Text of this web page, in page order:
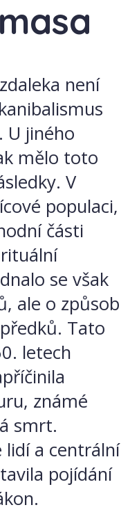
není
U jiného
mělo toto
V
populaci,
části
se však
ale o způsob
Tato
letech
známé
smrt.
lidí a centrální
pojídání